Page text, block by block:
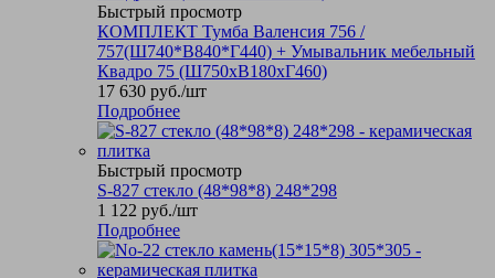
Быстрый просмотр
КОМПЛЕКТ Тумба Валенсия 756 /
757(Ш740*В840*Г440) + Умывальник мебельный
Квадро 75 (Ш750хВ180хГ460)
17 630 руб./шт
Подробнее
Быстрый просмотр
S-827 стекло (48*98*8) 248*298
1 122 руб./шт
Подробнее